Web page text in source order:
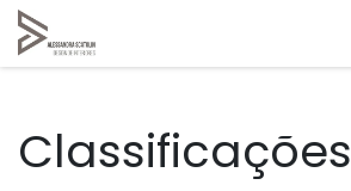
Pular para o conteúdo
Classificações